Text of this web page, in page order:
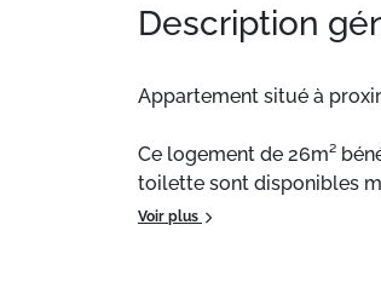
Description
Appartement situé à
Ce logement de 26m²
toilette sont disponibles
Voir plus